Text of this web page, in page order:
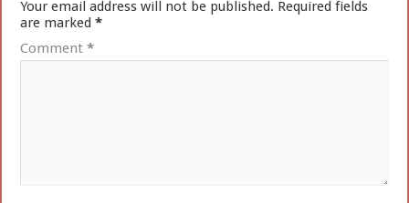
Your email address will not be published. Required fields
are marked*
Comment*